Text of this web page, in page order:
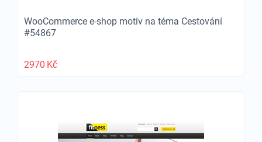
WooCommerce e-shop motiv na téma Cestování
#54867
2970 Kč